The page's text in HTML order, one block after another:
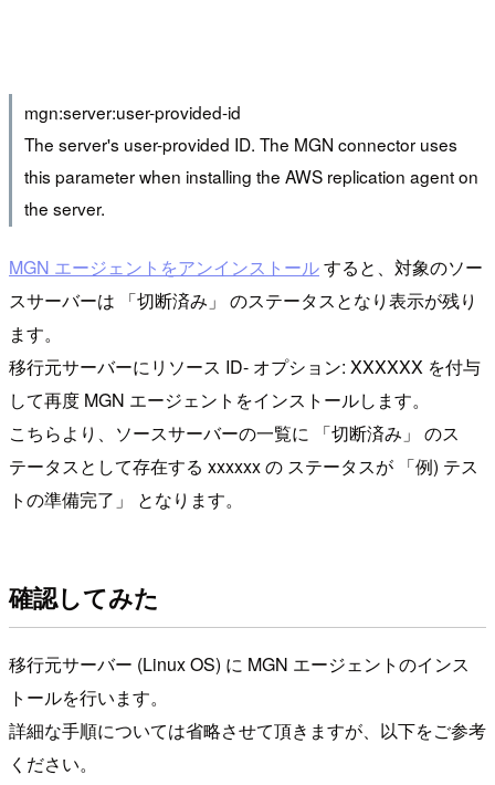
mgn:server:user-provided-id
The server's user-provided ID. The MGN connector uses
this parameter when installing the AWS replication agent on
the server.
MGN エージェントをアンインストールすると、対象のソー
スサーバーは 「切断済み」 のステータスとなり表示が残り
ます。
移行元サーバーにリソース ID- オプション: XXXXXX を付与
して再度 MGN エージェントをインストールします。
こちらより、ソースサーバーの一覧に 「切断済み」 のス
テータスとして存在する xxxxxx の ステータスが 「例) テス
トの準備完了」 となります。
確認してみた
移行元サーバー (Linux OS) に MGN エージェントのインス
トールを行います。
詳細な手順については省略させて頂きますが、以下をご参考
ください。